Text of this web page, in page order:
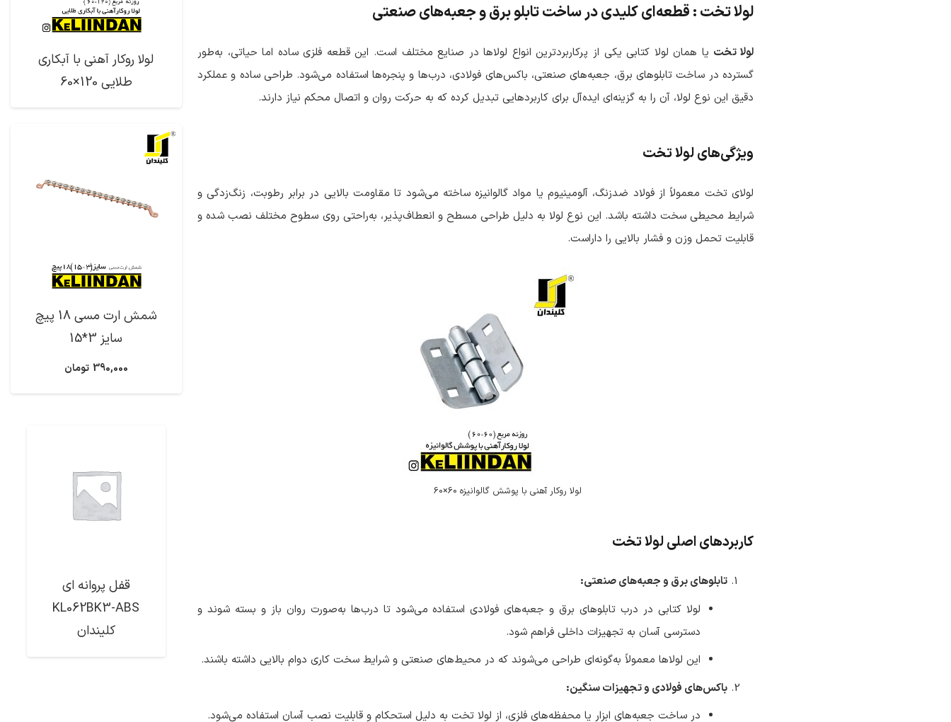
لولا تخت : قطعه‌ای کلیدی در ساخت تابلو برق و جعبه‌های صنعتی
لولا تخت یا همان لولا کتابی یکی از پرکاربردترین انواع لولاها در صنایع مختلف است. این قطعه فلزی ساده اما حیاتی، به‌طور
گسترده در ساخت تابلوهای برق، جعبه‌های صنعتی، باکس‌های فولادی، درب‌ها و پنجره‌ها استفاده می‌شود. طراحی ساده و عملکرد
دقیق این نوع لولا، آن را به گزینه‌ای ایده‌آل برای کاربردهایی تبدیل کرده که به حرکت روان و اتصال محکم نیاز دارند.
ویژگی‌های لولا تخت
لولای تخت معمولاً از فولاد ضدزنگ، آلومینیوم یا مواد گالوانیزه ساخته می‌شود تا مقاومت بالایی در برابر رطوبت، زنگ‌زدگی و
شرایط محیطی سخت داشته باشد. این نوع لولا به دلیل طراحی مسطح و انعطاف‌پذیر، به‌راحتی روی سطوح مختلف نصب شده و
قابلیت تحمل وزن و فشار بالایی را داراست.
لولا روکار آهنی با پوشش گالوانیزه 60×60
کاربردهای اصلی لولا تخت
تابلوهای برق و جعبه‌های صنعتی:
لولا کتابی در درب تابلوهای برق و جعبه‌های فولادی استفاده می‌شود تا درب‌ها به‌صورت روان باز و بسته شوند و
دسترسی آسان به تجهیزات داخلی فراهم شود.
این لولاها معمولاً به‌گونه‌ای طراحی می‌شوند که در محیط‌های صنعتی و شرایط سخت کاری دوام بالایی داشته باشند.
باکس‌های فولادی و تجهیزات سنگین:
در ساخت جعبه‌های ابزار یا محفظه‌های فلزی، از لولا تخت به دلیل استحکام و قابلیت نصب آسان استفاده می‌شود.
لولا روکار آهنی با آبکاری
طلایی 120×60
شمش ارت مسی 18 پیچ
سایز 3*15
390,000 تومان
قفل پروانه ای
KL062BK3-ABS
کلیندان